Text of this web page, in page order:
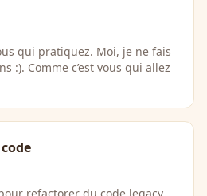
qui pratiquez. Moi, je ne fais
:). Comme c’est vous qui allez